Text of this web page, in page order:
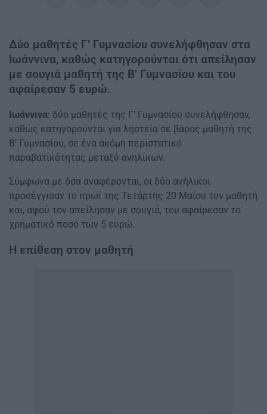
Δύο μαθητές Γ’ Γυμνασίου συνελήφθησαν στα
Ιωάννινα, καθώς κατηγορούνται ότι απείλησαν
με σουγιά μαθητή της Β’ Γυμνασίου και του
αφαίρεσαν 5 ευρώ.
Ιωάννινα: δύο μαθητές της Γ’ Γυμνασίου συνελήφθησαν,
καθώς κατηγορούνται για ληστεία σε βάρος μαθητή της
Β’ Γυμνασίου, σε ένα ακόμη περιστατικό
παραβατικότητας μεταξύ ανηλίκων.
Σύμφωνα με όσα αναφέρονται, οι δύο ανήλικοι
προσέγγισαν το πρωί της Τετάρτης 20 Μαΐου τον μαθητή
και, αφού τον απείλησαν με σουγιά, του αφαίρεσαν το
χρηματικό ποσό των 5 ευρώ.
Η επίθεση στον μαθητή